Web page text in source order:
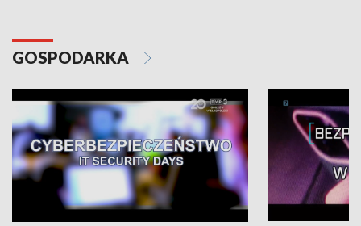
GOSPODARKA